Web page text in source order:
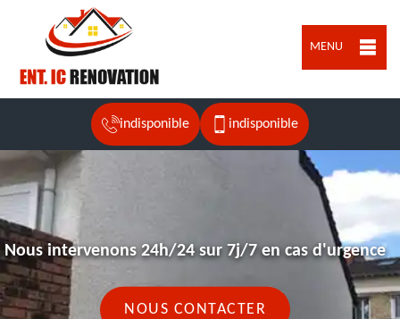
MENU
indisponible indisponible
Nous intervenons 24h/24 sur 7j/7 en cas d'urgence
NOUS CONTACTER